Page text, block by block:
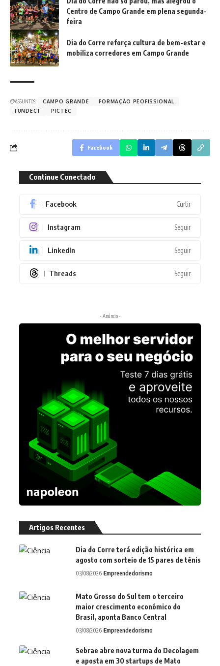
Centro de Campo Grande em plena segunda-
feira
Dia do Corre reforça cultura de bem-estar e
mobiliza corredores em Campo Grande
ASSUNTOS: CAMPO GRANDE
FORMAÇÃO PEOFISSIONAL
FUNDECT
PICTEC
Facebook
Continue Conectado
Facebook Curtir
Instagram Seguir
LinkedIn Seguir
Threads Seguir
- Anúncio -
Artigos Recentes
Dia do Corre terá edição histórica em
agosto com sorteio de 15 pares de tênis
03/08/2026 Empreendedorismo
Mato Grosso do Sul tem o terceiro
maior crescimento econômico do
Brasil, aponta Banco Central
03/08/2026 Empreendedorismo
Sebrae abre nova turma do Decolagem
e aposta em 30 startups de Mato